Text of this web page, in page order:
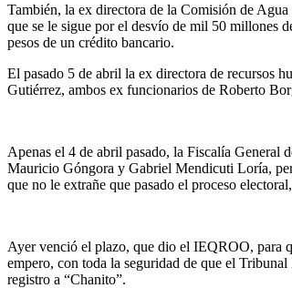
También, la ex directora de la Comisión de
que se le sigue por el desvío de mil 50 millones
pesos de un crédito bancario.
El pasado 5 de abril la ex directora de recursos
Gutiérrez, ambos ex funcionarios de Roberto
Apenas el 4 de abril pasado, la Fiscalía General
Mauricio Góngora y Gabriel Mendicuti Loría,
que no le extrañe que pasado el proceso
Ayer venció el plazo, que dio el IEQROO, para
empero, con toda la seguridad de que el
registro a “Chanito”.